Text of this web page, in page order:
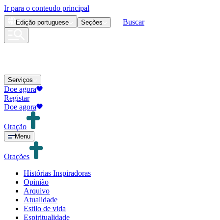
Ir para o conteudo principal
Edição portuguese Seções Buscar
Serviços
Doe agora
Registar
Doe agora
Oração
Menu
Orações
Histórias Inspiradoras
Opinião
Arquivo
Atualidade
Estilo de vida
Espiritualidade